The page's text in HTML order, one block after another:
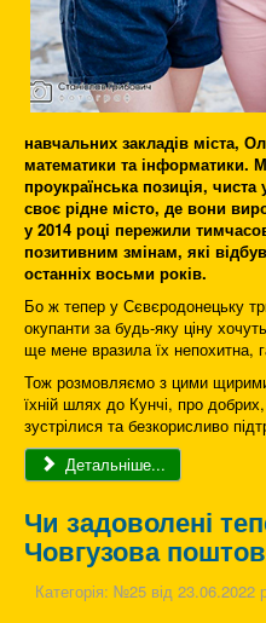
навчальних закладів міста,
математики та інформатики.
проукраїнська позиція,
своє рідне місто, де вони
у 2014 році пережили
позитивним змінам, які
останніх восьми років.
Бо ж тепер у Сєвєродонецьку
окупанти за будь-яку ціну
ще мене вразила їх непохитна,
Тож розмовляємо з цими
їхній шлях до Кунчі, про
зустрілися та безкорисливо
Детальніше...
Чи задоволені
Човгузова
Категорія: №25 від 23.06.2022